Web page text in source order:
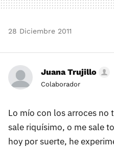
28 Diciembre 2011
Juana Trujillo
Colaborador
Lo mío con los arroces no
sale riquísimo, o me sale
hoy por suerte, he